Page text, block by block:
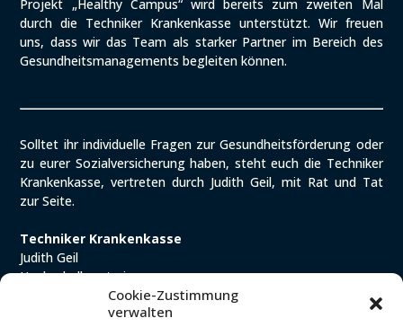
Cookie-Zustimmung
verwalten
Projekt „Healthy Campus“ wird bereits zum zweiten Mal
durch die Techniker Krankenkasse unterstützt. Wir freuen
uns, dass wir das Team als starker Partner im Bereich des
Gesundheitsmanagements begleiten können.
Solltet ihr individuelle Fragen zur Gesundheitsförderung oder
zu eurer Sozialversicherung haben, steht euch die Techniker
Krankenkasse, vertreten durch Judith Geil, mit Rat und Tat
zur Seite.
Techniker Krankenkasse
Judith Geil
Hochschulberaterin
Tel. +49 40 46065111-403
Mobil +49 173 1715664